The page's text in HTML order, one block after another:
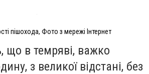
пішохода, Фото з мережі Інтернет
що в темряві, важко
з великої відстані, без